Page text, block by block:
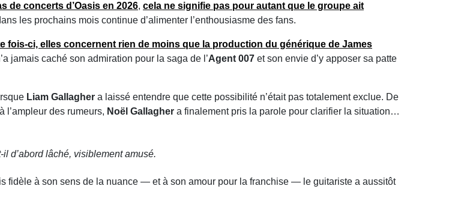
de concerts d’Oasis en 2026, cela ne signifie pas pour autant que le groupe ait
les prochains mois continue d’alimenter l’enthousiasme des fans.
fois-ci, elles concernent rien de moins que la production du générique de James
jamais caché son admiration pour la saga de l’Agent 007 et son envie d’y apposer sa patte
Liam Gallagher a laissé entendre que cette possibilité n’était pas totalement exclue. De
l’ampleur des rumeurs, Noël Gallagher a finalement pris la parole pour clarifier la situation…
il d’abord lâché, visiblement amusé.
fidèle à son sens de la nuance — et à son amour pour la franchise — le guitariste a aussitôt